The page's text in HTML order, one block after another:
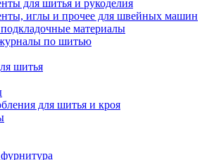
для шитья и рукоделия
иглы и прочее для швейных машин
материалы
по шитью
шитья
для шитья и кроя